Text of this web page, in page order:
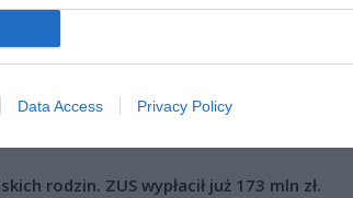
Data Access Privacy Policy
rodzin. ZUS wypłacił już 173 mln zł.